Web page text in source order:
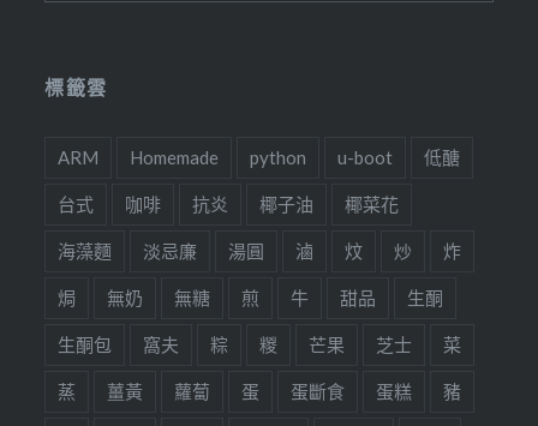
標籤雲
ARM Homemade python u-boot 低醣
台式 咖啡 抗炎 椰子油 椰菜花
海藻麵 淡忌廉 湯圓 滷 炆 炒 炸
焗 無奶 無糖 煎 牛 甜品 生酮
生酮包 窩夫 粽 糉 芒果 芝士 菜
蒸 薑黃 蘿蔔 蛋 蛋斷食 蛋糕 豬